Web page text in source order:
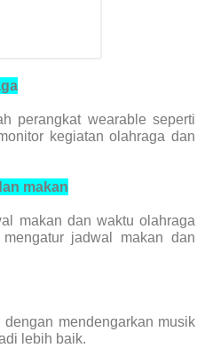
perangkat wearable seperti
kegiatan olahraga dan
makan
makan dan waktu olahraga
jadwal makan dan
mendengarkan musik
lebih baik.